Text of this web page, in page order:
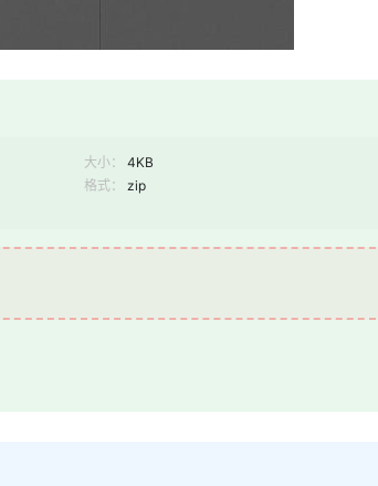
大小：
4KB
格式：
zip